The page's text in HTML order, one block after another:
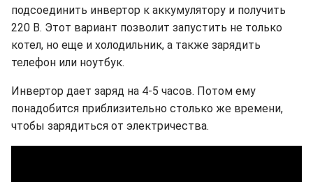
подсоединить инвертор к аккумулятору и получить
220 В. Этот вариант позволит запустить не только
котел, но еще и холодильник, а также зарядить
телефон или ноутбук.
Инвертор дает заряд на 4-5 часов. Потом ему
понадобится приблизительно столько же времени,
чтобы зарядиться от электричества.